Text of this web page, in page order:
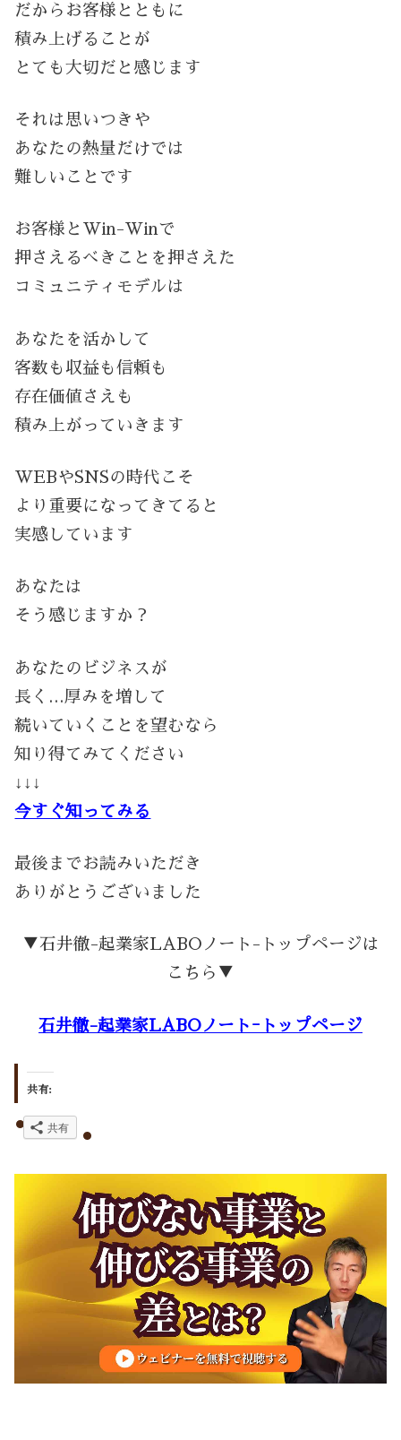
だからお客様とともに
積み上げることが
とても大切だと感じます
それは思いつきや
あなたの熱量だけでは
難しいことです
お客様とWin-Winで
押さえるべきことを押さえた
コミュニティモデルは
あなたを活かして
客数も収益も信頼も
存在価値さえも
積み上がっていきます
WEBやSNSの時代こそ
より重要になってきてると
実感しています
あなたは
そう感じますか？
あなたのビジネスが
長く…厚みを増して
続いていくことを望むなら
知り得てみてください
↓↓↓
今すぐ知ってみる
最後までお読みいただき
ありがとうございました
▼石井徹-起業家LABOノート-トップページは
こちら▼
石井徹-起業家LABOノートｰトップページ
共有:
共有